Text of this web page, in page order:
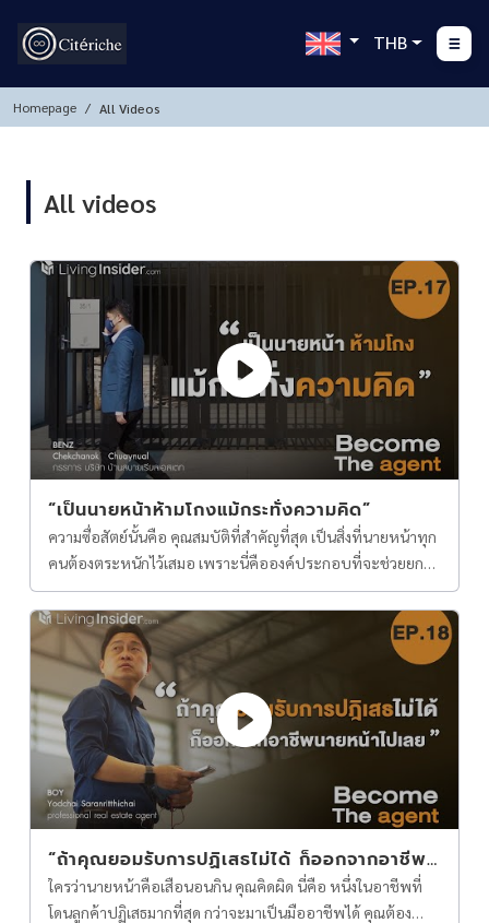
THB
Homepage All Videos
All videos
“เป็นนายหน้าห้ามโกงแม้กระทั่งความคิด”
ความซื่อสัตย์นั้นคือ คุณสมบัติที่สำคัญที่สุด เป็นสิ่งที่นายหน้าทุก
คนต้องตระหนักไว้เสมอ เพราะนี่คือองค์ประกอบที่จะช่วยยก
ระดับการทำงานของคุณให้ก้าวไปสู่ความสำเร็จได้ Become The
Agent Ep.17 จะพาไปคุยกับ คุณเบนซ์ เฉกชนก ช่วยนวล ผู้
บริหาร บริษัท บ้านสบายเรียลเอสเตท จำกัด
“ถ้าคุณยอมรับการปฏิเสธไม่ได้ ก็ออกจากอาชีพน
ายหน้าไปเลย”
ใครว่านายหน้าคือเสือนอนกิน คุณคิดผิด นี่คือ หนึ่งในอาชีพที่
โดนลูกค้าปฏิเสธมากที่สุด กว่าจะมาเป็นมืออาชีพได้ คุณต้อง